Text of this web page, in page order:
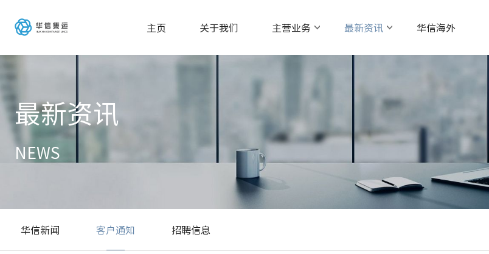
主页 关于我们 主营业务 最新资讯 华信海外
最新资讯
NEWS
华信新闻 客户通知 招聘信息